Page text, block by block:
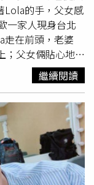
性在人生各個階
時的選擇，也讓
起來，迎向屬於
焦「30多歲當阿
討論。（圖／翻攝
Lola的手，父女感
一家人現身台北
走在前頭，老婆
；父女倆貼心地稍
抱起小狗快步跟
，圓滾滾的大眼睛
升格人父母，法比
刊攝影組）當天身
母的優良基因，一
入第5年的法比歐
色條紋襯衫搭配黑
V連身裙、頭上掛
繼續閱讀